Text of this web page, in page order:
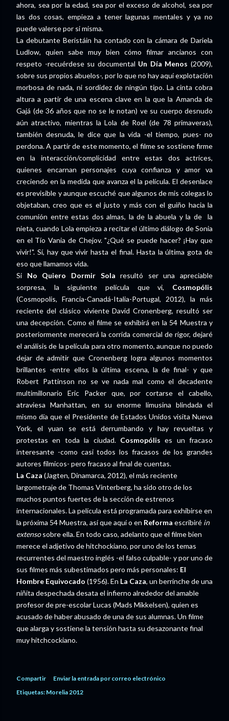
ahora, sea por la edad, sea por el exceso de alcohol, sea por
las dos cosas, empieza a tener lagunas mentales y ya no
puede valerse por si misma.
La debutante Beristáin ha contado con la cámara de Dariela
Ludlow, quien sabe muy bien cómo filmar ancianos con
respeto -recuérdese su documental Un Día Menos (2009),
sobre sus propios abuelos-, por lo que no hay aquí explotación
morbosa de nada, ni sordidez de ningún tipo. La cinta cobra
altura a partir de una escena clave en la que la Amanda de
Gajá (de 36 años que no se le notan) ve su cuerpo desnudo
aún atractivo, mientras la Lola de Roel (de 78 primaveras),
también desnuda, le dice que la vida -el tiempo, pues- no
perdona. A partir de este momento, el filme se sostiene firme
en la interacción/complicidad entre estas dos actrices,
quienes encarnan personajes cuya confianza y amor va
creciendo en la medida que avanza el la película. El desenlace
es previsible y aunque escuché que algunos de mis colegas lo
objetaban, creo que es el justo y más con el guiño hacia la
comunión entre estas dos almas, la de la abuela y la de la
nieta, cuando Lola empieza a recitar el último diálogo de Sonia
en el Tío Vania de Chejov. "¿Qué se puede hacer? ¡Hay que
vivir!". Sí, hay que vivir hasta el final. Hasta la última gota de
eso que llamamos vida.
Si No Quiero Dormir Sola resultó ser una apreciable
sorpresa, la siguiente película que vi, Cosmopólis
(Cosmopolis, Francia-Canadá-Italia-Portugal, 2012), la más
reciente del clásico viviente David Cronenberg, resultó ser
una decepción. Como el filme se exhibirá en la 54 Muestra y
posteriormente merecerá la corrida comercial de rigor, dejaré
el análisis de la película para otro momento, aunque no puedo
dejar de admitir que Cronenberg logra algunos momentos
brillantes -entre ellos la última escena, la de final- y que
Robert Pattinson no se ve nada mal como el decadente
multimillonario Eric Packer que, por cortarse el cabello,
atraviesa Manhattan, en su enorme limusina blindada el
mismo día que el Presidente de Estados Unidos visita Nueva
York, el yuan se está derrumbando y hay revueltas y
protestas en toda la ciudad. Cosmopólis es un fracaso
interesante -como casi todos los fracasos de los grandes
autores fílmicos- pero fracaso al final de cuentas.
La Caza (Jagten, Dinamarca, 2012), el más reciente
largometraje de Thomas Vinterberg, ha sido otro de los
muchos puntos fuertes de la sección de estrenos
internacionales. La película está programada para exhibirse en
la próxima 54 Muestra, así que aquí o en Reforma escribiré in
extensosobre ella. En todo caso, adelanto que el filme bien
merece el adjetivo de hitchockiano, por uno de los temas
recurrentes del maestro inglés -el falso culpable- y por uno de
sus filmes más subestimados pero más personales: El
Hombre Equivocado (1956). En La Caza, un berrinche de una
niñita despechada desata el infierno alrededor del amable
profesor de pre-escolar Lucas (Mads Mikkelsen), quien es
acusado de haber abusado de una de sus alumnas. Un filme
que alarga y sostiene la tensión hasta su desazonante final
muy hitchcockiano.
Compartir
Enviar la entrada por correo electrónico
Etiquetas: Morelia 2012